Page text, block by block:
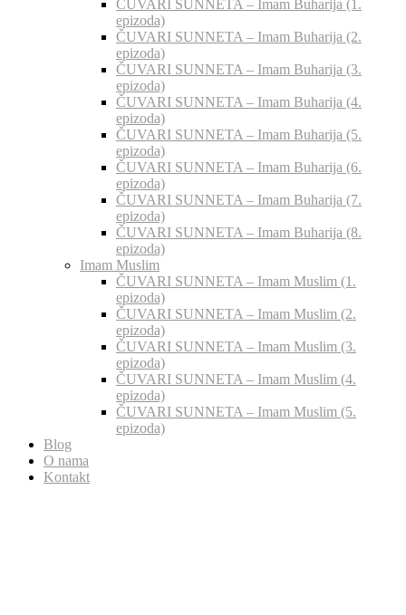
ČUVARI SUNNETA – Imam Buharija (1.
epizoda)
ČUVARI SUNNETA – Imam Buharija (2.
epizoda)
ČUVARI SUNNETA – Imam Buharija (3.
epizoda)
ČUVARI SUNNETA – Imam Buharija (4.
epizoda)
ČUVARI SUNNETA – Imam Buharija (5.
epizoda)
ČUVARI SUNNETA – Imam Buharija (6.
epizoda)
ČUVARI SUNNETA – Imam Buharija (7.
epizoda)
ČUVARI SUNNETA – Imam Buharija (8.
epizoda)
Imam Muslim
ČUVARI SUNNETA – Imam Muslim (1.
epizoda)
ČUVARI SUNNETA – Imam Muslim (2.
epizoda)
ČUVARI SUNNETA – Imam Muslim (3.
epizoda)
ČUVARI SUNNETA – Imam Muslim (4.
epizoda)
ČUVARI SUNNETA – Imam Muslim (5.
epizoda)
Blog
O nama
Kontakt